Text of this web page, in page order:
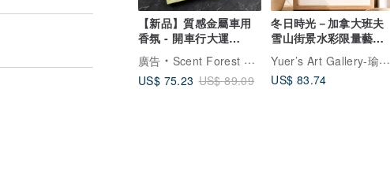
【新品】質感金屬車用
香氛 - 開車行大運
【2025新年優惠】
廣告
Scent Forest 香氛森林
US$ 75.23 US$ 89.09
冬日時光－加拿大班夫
雪山街景水彩限量藝術
Yuer’s Art Gallery-瑜兒的畫中世界
US$ 83.74